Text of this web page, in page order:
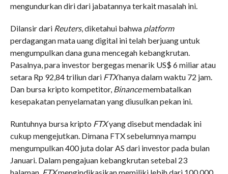
mengundurkan diri dari jabatannya terkait masalah ini.
Dilansir dari Reuters, diketahui bahwa platform
perdagangan mata uang digital ini telah berjuang untuk
mengumpulkan dana guna mencegah kebangkrutan.
Pasalnya, para investor bergegas menarik US$ 6 miliar atau
setara Rp 92,84 triliun dari FTXhanya dalam waktu 72 jam.
Dan bursa kripto kompetitor, Binancemembatalkan
kesepakatan penyelamatan yang diusulkan pekan ini.
Runtuhnya bursa kripto FTXyang disebut mendadak ini
cukup mengejutkan. Dimana FTX sebelumnya mampu
mengumpulkan 400 juta dolar AS dari investor pada bulan
Januari. Dalam pengajuan kebangkrutan setebal 23